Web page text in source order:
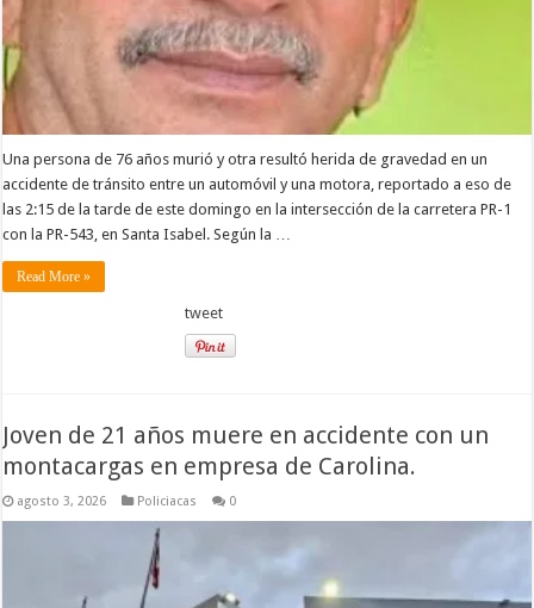
Una persona de 76 años murió y otra resultó herida de gravedad en un
accidente de tránsito entre un automóvil y una motora, reportado a eso de
las 2:15 de la tarde de este domingo en la intersección de la carretera PR-1
con la PR-543, en Santa Isabel. Según la …
Read More »
tweet
Joven de 21 años muere en accidente con un
montacargas en empresa de Carolina.
agosto 3, 2026 Policiacas 0